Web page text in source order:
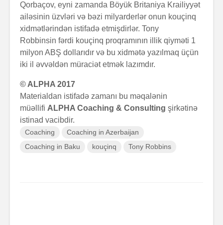
Qorbaçov, eyni zamanda Böyük Britaniya Krailiyyət
ailəsinin üzvləri və bəzi milyarderlər onun kouçinq
xidmətlərindən istifadə etmişdirlər. Tony
Robbinsin fərdi kouçinq proqramının illik qiyməti 1
milyon ABŞ dollarıdır və bu xidmətə yazılmaq üçün
iki il əvvəldən müraciət etmək lazımdır.
© ALPHA 2017
Materialdan istifadə zamanı bu məqalənin
müəllifi ALPHA Coaching & Consulting şirkətinə
istinad vacibdir.
Coaching
Coaching in Azerbaijan
Coaching in Baku
kouçinq Tony Robbins